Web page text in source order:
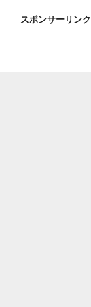
スポンサーリンク